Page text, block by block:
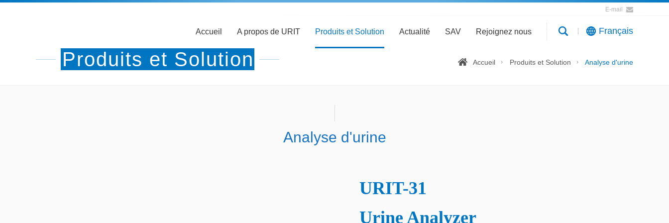
E-mail
Français
Accueil A propos de URIT Produits et Solution Actualité SAV Rejoignez nous
Produits et Solution Accueil Produits et Solution Analyse d'urine
Analyse d'urine
URIT-31
Urine Analyzer